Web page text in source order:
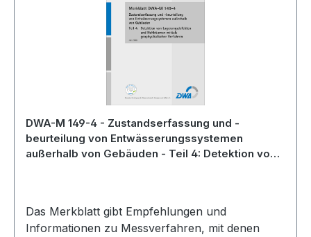
DWA-M 149-4 - Zustandserfassung und -
beurteilung von Entwässerungssystemen
außerhalb von Gebäuden - Teil 4: Detektion von
Das Merkblatt gibt Empfehlungen und
Informationen zu Messverfahren, mit denen